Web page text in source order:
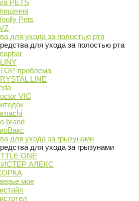
PETS
Pets
для ухода за полостью рта
для ухода за полостью рта
проблема
LINE
VIC
brand
для ухода за грызунами
для ухода за грызунами
ONE
АЛЕКС
мое